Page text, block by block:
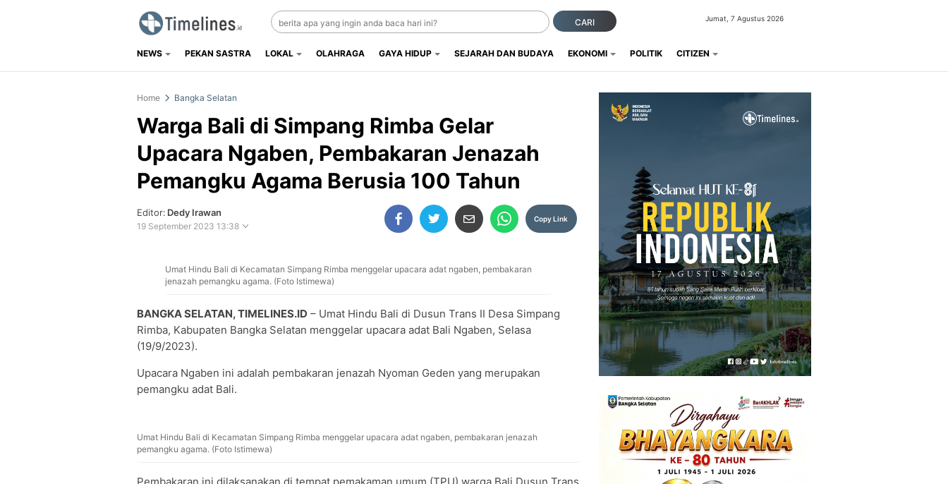
Timelines.id
Media Literasi, Sejarah & Budaya
CARI Jumat, 7 Agustus 2026
NEWS PEKAN SASTRA LOKAL OLAHRAGA GAYA HIDUP SEJARAH DAN BUDAYA EKONOMI POLITIK CITIZEN
Home Bangka Selatan
Warga Bali di Simpang Rimba Gelar
Upacara Ngaben, Pembakaran Jenazah
Pemangku Agama Berusia 100 Tahun
Editor: Dedy Irawan
19 September 2023 13:38
Copy Link
Perbesar
Umat Hindu Bali di Kecamatan Simpang Rimba menggelar upacara adat ngaben, pembakaran
jenazah pemangku agama. (Foto Istimewa)
BANGKA SELATAN, TIMELINES.ID – Umat Hindu Bali di Dusun Trans II Desa Simpang
Rimba, Kabupaten Bangka Selatan menggelar upacara adat Bali Ngaben, Selasa
(19/9/2023).
Upacara Ngaben ini adalah pembakaran jenazah Nyoman Geden yang merupakan
pemangku adat Bali.
Umat Hindu Bali di Kecamatan Simpang Rimba menggelar upacara adat ngaben, pembakaran jenazah
pemangku agama. (Foto Istimewa)